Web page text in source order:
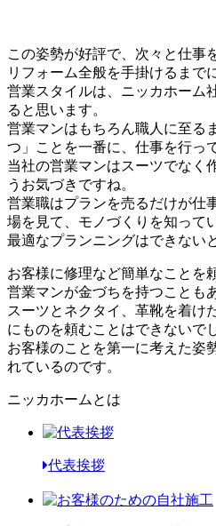
この姿勢が好評で、次々と仕事
リフォーム全般を手掛けるまで
営業スタイルは、ニッカホーム
ると思います。
営業マンはもちろん職人に至る
つ」ことを一番に、仕事を行っ
当社の営業マンはスーツでなく
うお気づきですね。
営業職はプランを売るだけが仕
場を見て、モノづくりを知って
最適なプランニングはできない
お客様に修理など簡単なことを
営業マンが金づちを持つことも
スーツとネクタイ、革靴を着け
にものを頼むことはできないで
お客様のことを第一に考えた姿
れているのです。
ニッカホームとは
代表挨拶